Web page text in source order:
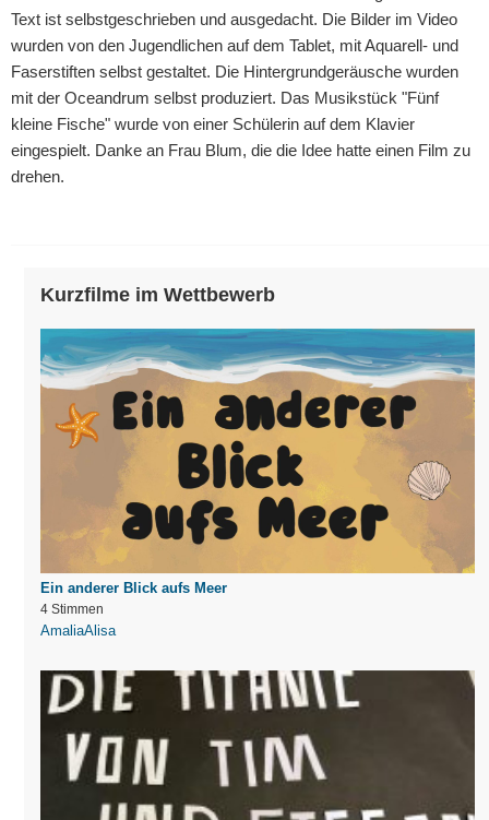
Text ist selbstgeschrieben und ausgedacht. Die Bilder im Video
wurden von den Jugendlichen auf dem Tablet, mit Aquarell- und
Faserstiften selbst gestaltet. Die Hintergrundgeräusche wurden
mit der Oceandrum selbst produziert. Das Musikstück "Fünf
kleine Fische" wurde von einer Schülerin auf dem Klavier
eingespielt. Danke an Frau Blum, die die Idee hatte einen Film zu
drehen.
Kurzfilme im Wettbewerb
Ein anderer Blick aufs Meer
4 Stimmen
AmaliaAlisa